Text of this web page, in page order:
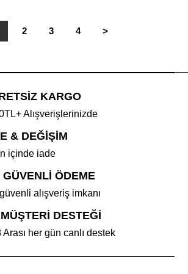
2 3 4 >
KARGO
Alışverişlerinizde
& DEĞİŞİM
içinde iade
GÜVENLİ ÖDEME
alışveriş imkanı
DESTEĞİ
Arası her gün canlı destek